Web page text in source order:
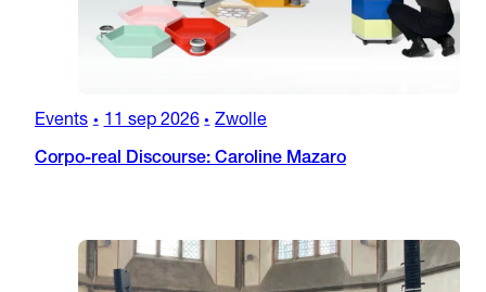
Events • 11 sep 2026 • Zwolle
Corpo-real Discourse: Caroline Mazaro